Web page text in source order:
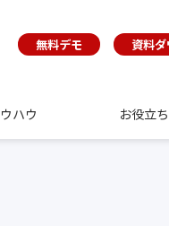
無料デモ 資料
ハウ お役立